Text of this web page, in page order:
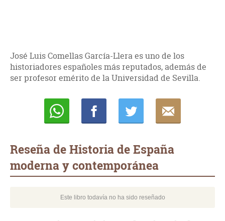
José Luis Comellas García-Llera es uno de los
historiadores españoles más reputados, además de
ser profesor emérito de la Universidad de Sevilla.
Reseña de Historia de España
moderna y contemporánea
Este libro todavía no ha sido reseñado